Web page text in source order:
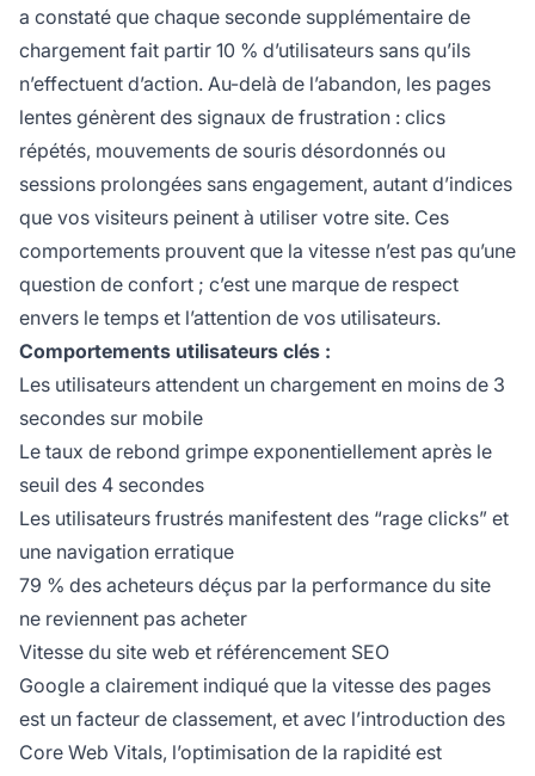
a constaté que chaque seconde supplémentaire de
chargement fait partir 10 % d’utilisateurs sans qu’ils
n’effectuent d’action. Au-delà de l’abandon, les pages
lentes génèrent des signaux de frustration : clics
répétés, mouvements de souris désordonnés ou
sessions prolongées sans engagement, autant d’indices
que vos visiteurs peinent à utiliser votre site. Ces
comportements prouvent que la vitesse n’est pas qu’une
question de confort ; c’est une marque de respect
envers le temps et l’attention de vos utilisateurs.
Comportements utilisateurs clés :
Les utilisateurs attendent un chargement en moins de 3
secondes sur mobile
Le taux de rebond grimpe exponentiellement après le
seuil des 4 secondes
Les utilisateurs frustrés manifestent des “rage clicks” et
une navigation erratique
79 % des acheteurs déçus par la performance du site
ne reviennent pas acheter
Vitesse du site web et référencement SEO
Google a clairement indiqué que la vitesse des pages
est un facteur de classement, et avec l’introduction des
Core Web Vitals, l’optimisation de la rapidité est